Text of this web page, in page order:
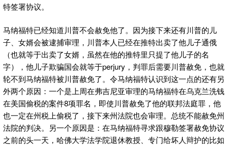
特签署协议。
马纳福特已经知道川普不会赦免他了。因为接下来还有川普的儿
子、女婿会被逮捕审理，川普本人已经在推特出卖了他儿子通俄
（也就等于出卖了女婿，虽然在他的推特里只提了他儿子的名
字），他儿子欺骗国会就等于perjury，判罪后需要川普赦免，也就
轮不到马纳福特被川普赦免了。令马纳福特认识到这一点的还有另
外两个原因：一个是上周在弗吉尼亚审理的马纳福特在乌克兰洗钱
在美国偷税的案件8项罪名，即使川普赦免了他的联邦法庭罪，他
也一定在州税上偷税了，接下来州法院也会审理。总统不能赦免州
法院的判决。另一个原因是：在马纳福特寻求跟穆勒签署赦免协议
之前的头一天，哈佛大学法学院退休教授、专门给坏人辩护的比如